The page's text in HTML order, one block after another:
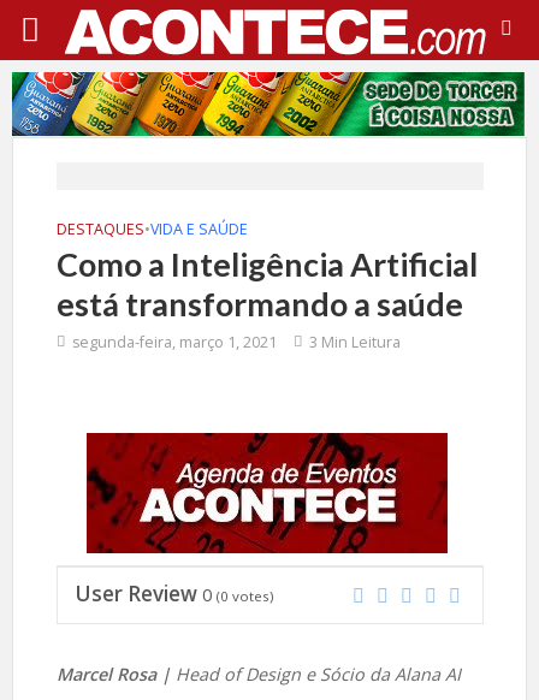
DESTAQUES•VIDA E SAÚDE
Como a Inteligência Artificial
está transformando a saúde
segunda-feira, março 1, 2021 3 Min Leitura
User Review 0 (0 votes)
Marcel Rosa | Head of Design e Sócio da Alana AI